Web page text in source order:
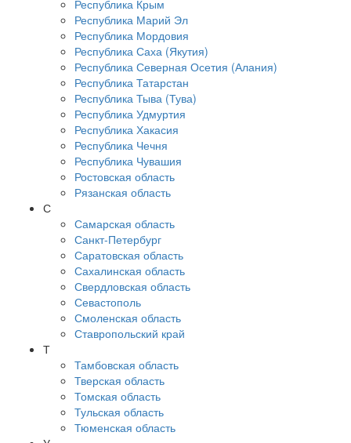
Республика Крым
Республика Марий Эл
Республика Мордовия
Республика Саха (Якутия)
Республика Северная Осетия (Алания)
Республика Татарстан
Республика Тыва (Тува)
Республика Удмуртия
Республика Хакасия
Республика Чечня
Республика Чувашия
Ростовская область
Рязанская область
С
Самарская область
Санкт-Петербург
Саратовская область
Сахалинская область
Свердловская область
Севастополь
Смоленская область
Ставропольский край
Т
Тамбовская область
Тверская область
Томская область
Тульская область
Тюменская область